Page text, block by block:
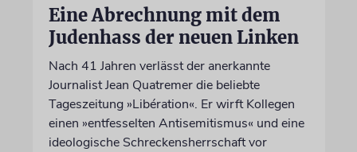
Eine Abrechnung mit dem
Judenhass der neuen Linken
Nach 41 Jahren verlässt der anerkannte
Journalist Jean Quatremer die beliebte
Tageszeitung »Libération«. Er wirft Kollegen
einen »entfesselten Antisemitismus« und eine
ideologische Schreckensherrschaft vor